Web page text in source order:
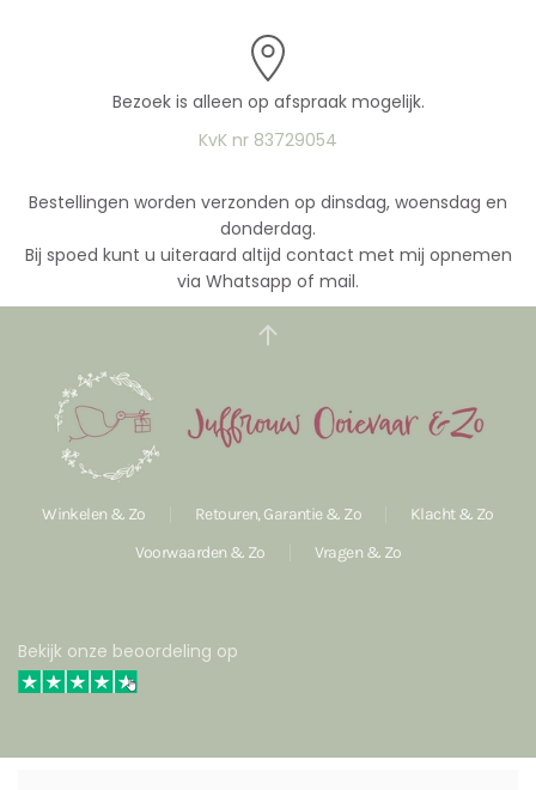
Bezoek is alleen op afspraak mogelijk.
KvK nr 83729054
Bestellingen worden verzonden op dinsdag, woensdag en
donderdag.
Bij spoed kunt u uiteraard altijd contact met mij opnemen
via Whatsapp of mail.
Winkelen & Zo Retouren, Garantie & Zo
Klacht & Zo
Voorwaarden & Zo
Vragen & Zo
Bekijk onze beoordeling op